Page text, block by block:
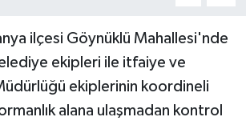
ilçesi Göynüklü Mahallesi'nde
ekipleri ile itfaiye ve
ekiplerinin koordineli
alana ulaşmadan kontrol